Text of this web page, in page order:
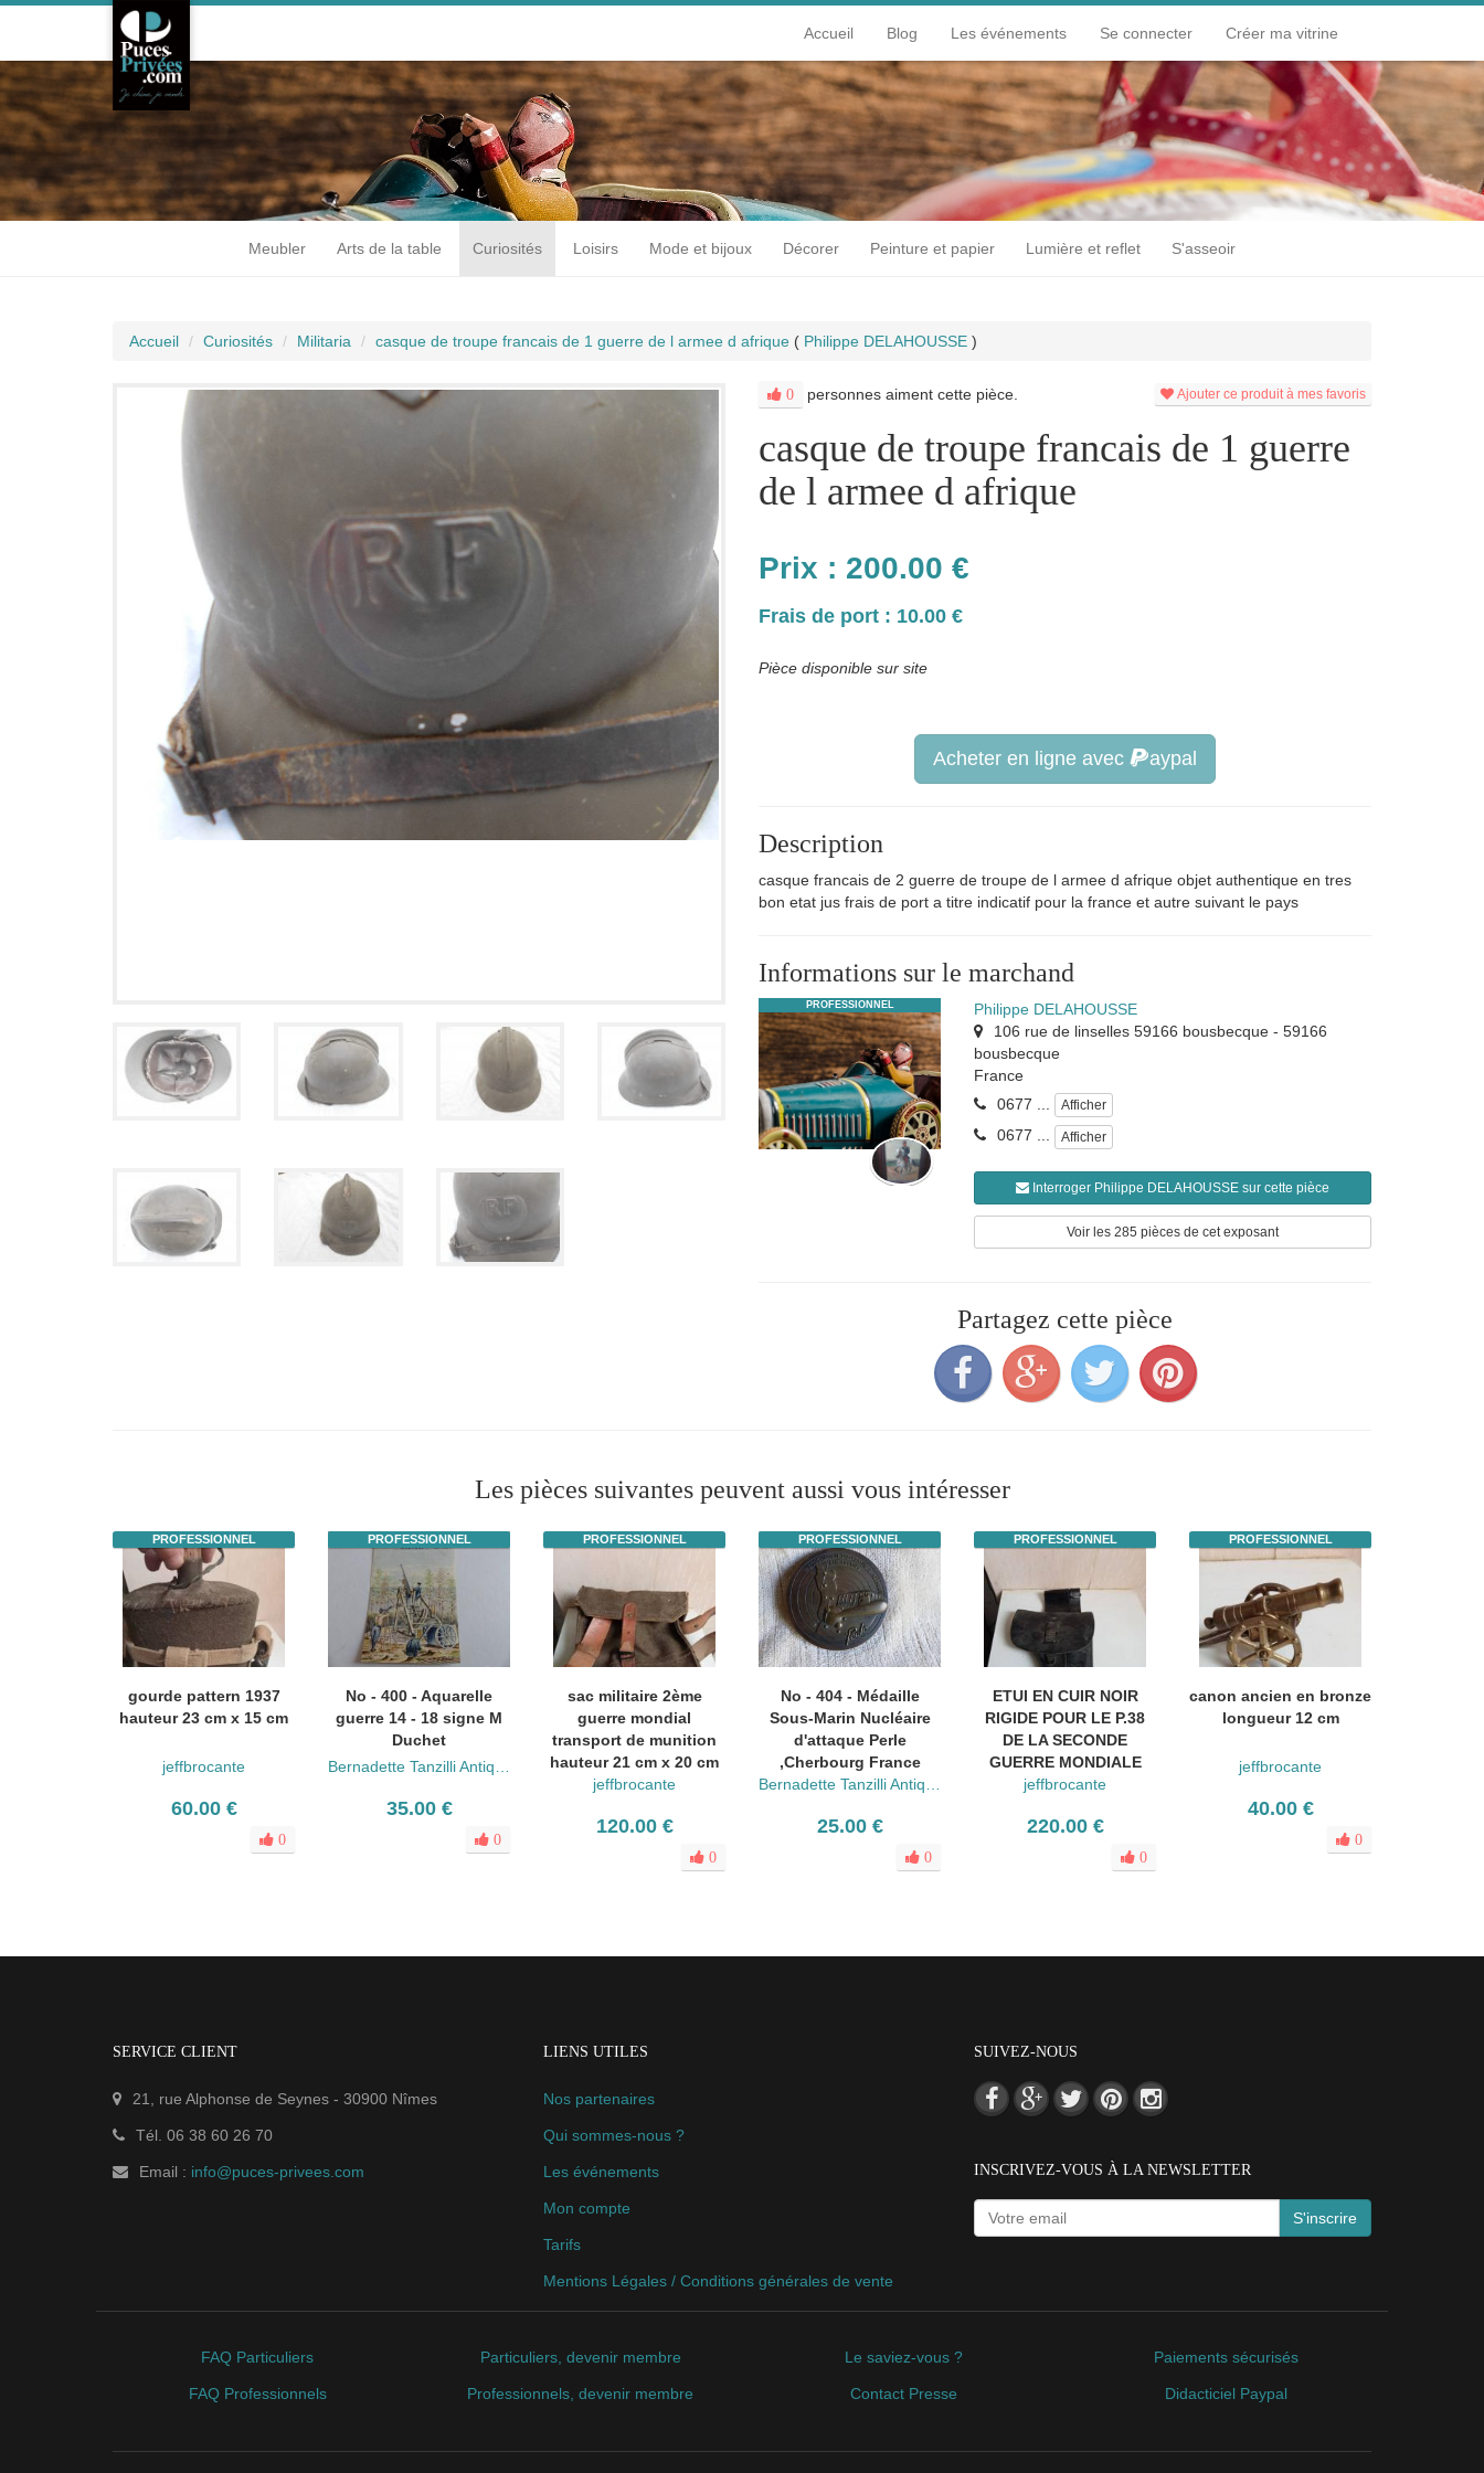
Accueil Blog Les événements Se connecter Créer ma vitrine
Meubler Arts de la table Curiosités Loisirs Mode et bijoux Décorer Peinture et papier Lumière et reflet S'asseoir
Accueil Curiosités Militaria casque de troupe francais de 1 guerre de l armee d afrique ( Philippe DELAHOUSSE )
Ajouter ce produit à mes favoris
0 personnes aiment cette pièce.
casque de troupe francais de 1 guerre
de l armee d afrique
Prix : 200.00 €
Frais de port : 10.00 €
Pièce disponible sur site
Acheter en ligne avec aypal
Description
casque francais de 2 guerre de troupe de l armee d afrique objet authentique en tres
bon etat jus frais de port a titre indicatif pour la france et autre suivant le pays
Informations sur le marchand
PROFESSIONNEL
Philippe DELAHOUSSE
106 rue de linselles 59166 bousbecque - 59166
bousbecque
France
0677 ...
Afficher
0677 ... Afficher
Interroger Philippe DELAHOUSSE sur cette pièce
Voir les 285 pièces de cet exposant
Partagez cette pièce
Les pièces suivantes peuvent aussi vous intéresser
PROFESSIONNEL
gourde pattern 1937
hauteur 23 cm x 15 cm
jeffbrocante
60.00 €
0
PROFESSIONNEL
No - 400 - Aquarelle
guerre 14 - 18 signe M
Duchet
Bernadette Tanzilli Antiquités
35.00 €
0
PROFESSIONNEL
sac militaire 2ème
guerre mondial
transport de munition
hauteur 21 cm x 20 cm
jeffbrocante
120.00 €
0
PROFESSIONNEL
No - 404 - Médaille
Sous-Marin Nucléaire
d'attaque Perle
,Cherbourg France
Bernadette Tanzilli Antiquités
25.00 €
0
PROFESSIONNEL
ETUI EN CUIR NOIR
RIGIDE POUR LE P.38
DE LA SECONDE
GUERRE MONDIALE
jeffbrocante
220.00 €
0
PROFESSIONNEL
canon ancien en bronze
longueur 12 cm
jeffbrocante
40.00 €
0
SERVICE CLIENT
21, rue Alphonse de Seynes - 30900 Nîmes
Tél. 06 38 60 26 70
Email : info@puces-privees.com
LIENS UTILES
Nos partenaires
Qui sommes-nous ?
Les événements
Mon compte
Tarifs
Mentions Légales / Conditions générales de vente
SUIVEZ-NOUS
INSCRIVEZ-VOUS À LA NEWSLETTER
S'inscrire
FAQ Particuliers
FAQ Professionnels
Particuliers, devenir membre
Professionnels, devenir membre
Le saviez-vous ?
Contact Presse
Paiements sécurisés
Didacticiel Paypal